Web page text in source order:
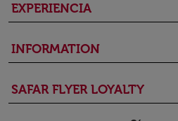
EXPERIENCIA
INFORMATION
SAFAR FLYER LOYALTY